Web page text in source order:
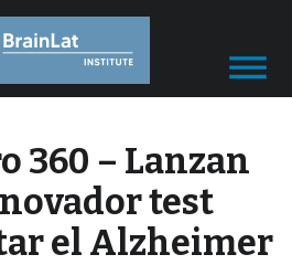
360 – Lanzan
test
el Alzheimer